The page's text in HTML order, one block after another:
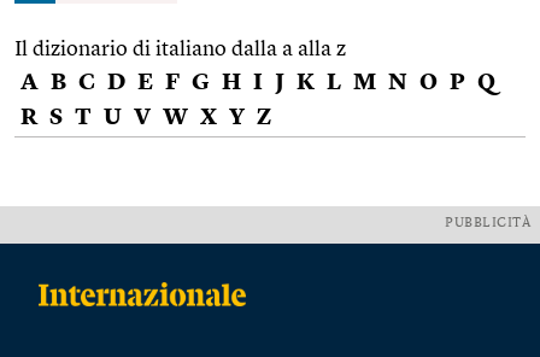
Il dizionario di italiano dalla a alla z
A B C D E F G H I J K L M N O P Q
R S T U V W X Y Z
PUBBLICITÀ